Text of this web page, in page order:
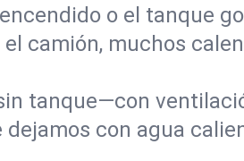
o el tanque
camión, muchos
tanque—con
con agua